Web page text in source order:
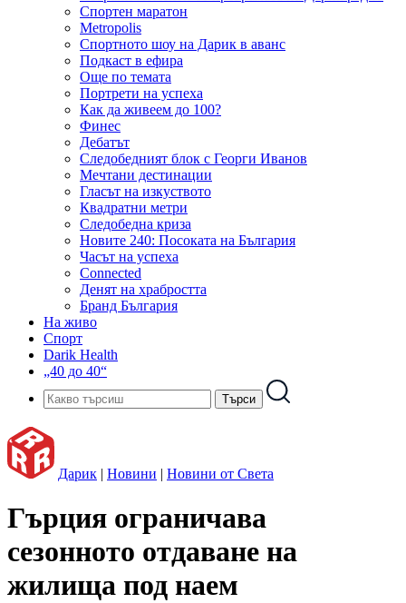
Спортен маратон
Metropolis
Спортното шоу на Дарик в аванс
Подкаст в ефира
Още по темата
Портрети на успеха
Как да живеем до 100?
Финес
Дебатът
Следобедният блок с Георги Иванов
Мечтани дестинации
Гласът на изкуството
Квадратни метри
Следобедна криза
Новите 240: Посоката на България
Часът на успеха
Connected
Денят на храбростта
Бранд България
На живо
Спорт
Darik Health
„40 до 40“
Дарик | Новини | Новини от Света
Гърция ограничава
сезонното отдаване на
жилища под наем